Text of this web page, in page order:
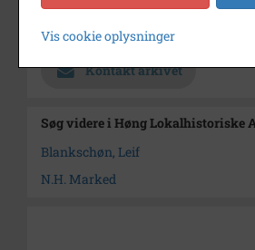
Arkiv
Kontakt arkivet
Søg videre i Høng Lokalhistoriske
Blankschøn, Leif
N.H. Marked
Vis cookie oplysninger